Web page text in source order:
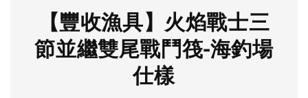
【豐收漁具】火焰戰士三
節並繼雙尾戰鬥筏-海釣場
仕樣